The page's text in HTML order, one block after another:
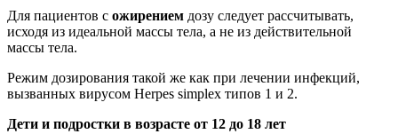
Для пациентов с ожирением дозу следует рассчитывать,
исходя из идеальной массы тела, а не из действительной
массы тела.
Режим дозирования такой же как при лечении инфекций,
вызванных вирусом Herpes simplex типов 1 и 2.
Дети и подростки в возрасте от 12 до 18 лет